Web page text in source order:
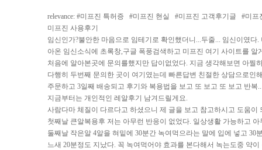
relevance: #미프진 특허증 #미프진 현실 #미프진 고객후기글 #미프
미프진 사용후기
임신인가?불안한 마음으로 임테기로 확인했더니...두줄... 임신이였
아온 임신소식에 초록창,구글 폭풍검색하고 미프진 여기 사이트를 알
처음에 알아본곳에 문의를했지만 답이없었다. 지금 생각해보면 아찔
다행히 두번째 문의한 곳이 여기였는데 빠른답변 친절한 상담으로인
주문하고 3일째 배송되고 후기와 복용법을 보고 또 보고 또 보고 반복
지금부터는 개인적인 레알후기 남겨드릴게요.
사람다마 체질이 다르다고 하셨으니 제 글을 보고 참고하시고 도움이
첫째날 큰알복용후 저는 아무런 반응이 없었다. 일상생활 가능하고
둘째날 작은알 4알을 혀밑에 30분간 녹여먹으라는 말에 입에 넣고
느새 20분정도 지났다. 꼭 녹여먹어야 효과를 본다해서 녹는도중 약